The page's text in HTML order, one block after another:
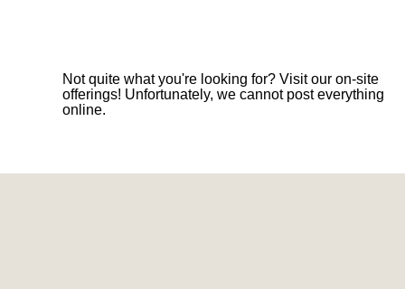
Not quite what you're looking for? Visit our on-site
offerings! Unfortunately, we cannot post everything
online.